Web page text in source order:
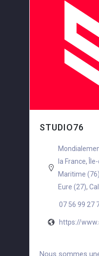
STUDIO76
la France,
Maritime (76)
Eure (27),
07 56 99 27
https://
Nous sommes